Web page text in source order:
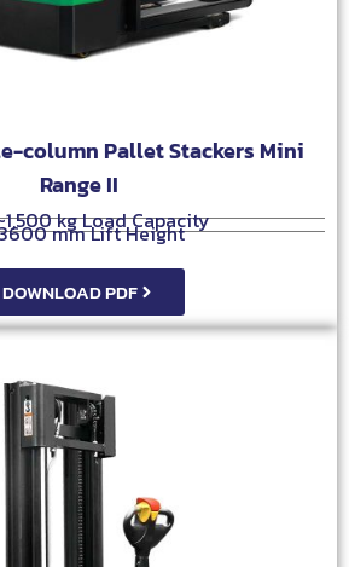
column Pallet Stackers Mini
Range II
kg Load Capacity
mm Lift Height
DOWNLOAD PDF